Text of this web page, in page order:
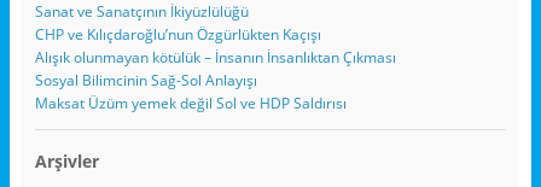
Sanat ve Sanatçının İkiyüzlülüğü
CHP ve Kılıçdaroğlu’nun Özgürlükten Kaçışı
Alışık olunmayan kötülük – İnsanın İnsanlıktan Çıkması
Sosyal Bilimcinin Sağ-Sol Anlayışı
Maksat Üzüm yemek değil Sol ve HDP Saldırısı
Arşivler